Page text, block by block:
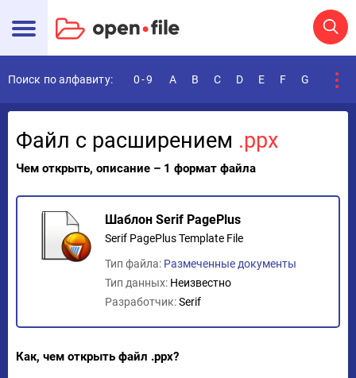
Поиск по алфавиту: 0-9 A B C D E F G
Файл с расширением .ppx
Чем открыть, описание – 1 формат файла
Шаблон Serif PagePlus
Serif PagePlus Template File
Тип файла: Размеченные документы
Тип данных: Неизвестно
Разработчик:Serif
Как, чем открыть файл .ppx?